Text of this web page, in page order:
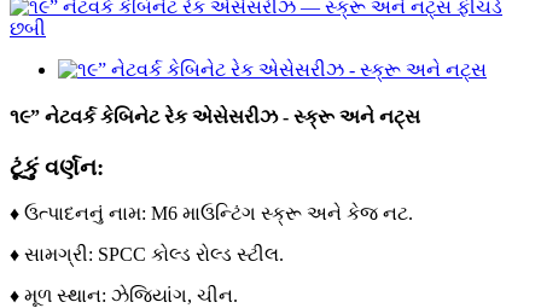
૧૯” નેટવર્ક કેબિનેટ રેક એસેસરીઝ - સ્ક્રૂ અને નટ્સ
ટૂંકું વર્ણન:
♦ ઉત્પાદનનું નામ: M6 માઉન્ટિંગ સ્ક્રૂ અને કેજ નટ.
♦ સામગ્રી: SPCC કોલ્ડ રોલ્ડ સ્ટીલ.
♦ મૂળ સ્થાન: ઝેજિયાંગ, ચીન.